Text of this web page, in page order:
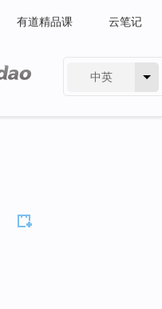
有道精品课 云笔记
中英